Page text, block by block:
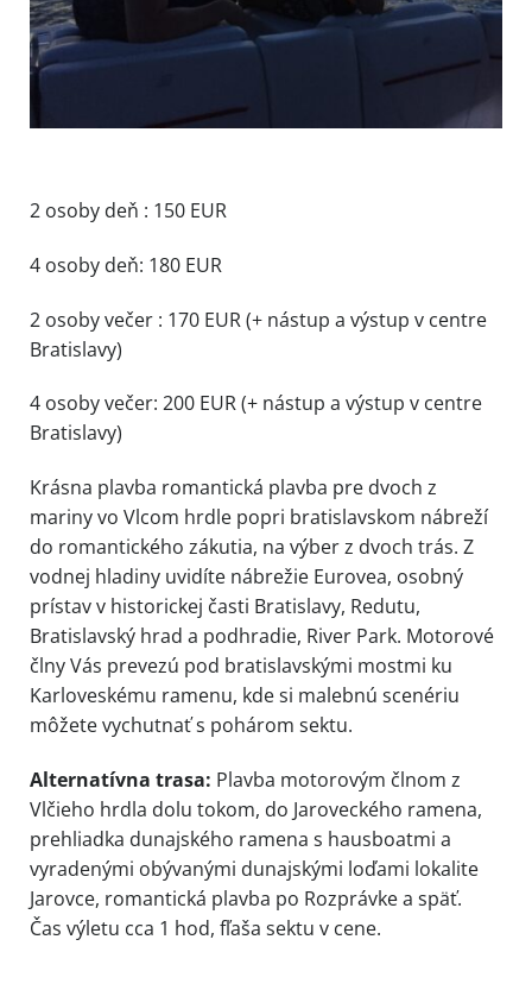
2 osoby deň : 150 EUR
4 osoby deň: 180 EUR
2 osoby večer : 170 EUR (+ nástup a výstup v centre
Bratislavy)
4 osoby večer: 200 EUR (+ nástup a výstup v centre
Bratislavy)
Krásna plavba romantická plavba pre dvoch z
mariny vo Vlcom hrdle popri bratislavskom nábreží
do romantického zákutia, na výber z dvoch trás. Z
vodnej hladiny uvidíte nábrežie Eurovea, osobný
prístav v historickej časti Bratislavy, Redutu,
Bratislavský hrad a podhradie, River Park. Motorové
člny Vás prevezú pod bratislavskými mostmi ku
Karloveskému ramenu, kde si malebnú scenériu
môžete vychutnať s pohárom sektu.
Alternatívna trasa: Plavba motorovým člnom z
Vlčieho hrdla dolu tokom, do Jaroveckého ramena,
prehliadka dunajského ramena s hausboatmi a
vyradenými obývanými dunajskými loďami lokalite
Jarovce, romantická plavba po Rozprávke a späť.
Čas výletu cca 1 hod, fľaša sektu v cene.